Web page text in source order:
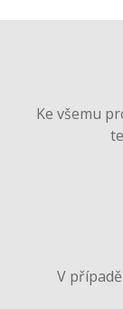
Ke všemu
V